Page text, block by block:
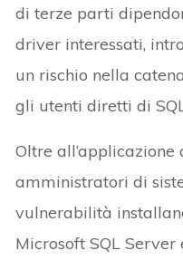
di terze parti
driver interessati,
un rischio nella
gli utenti diretti di
Oltre all’applicazione
amministratori di
vulnerabilità
Microsoft SQL